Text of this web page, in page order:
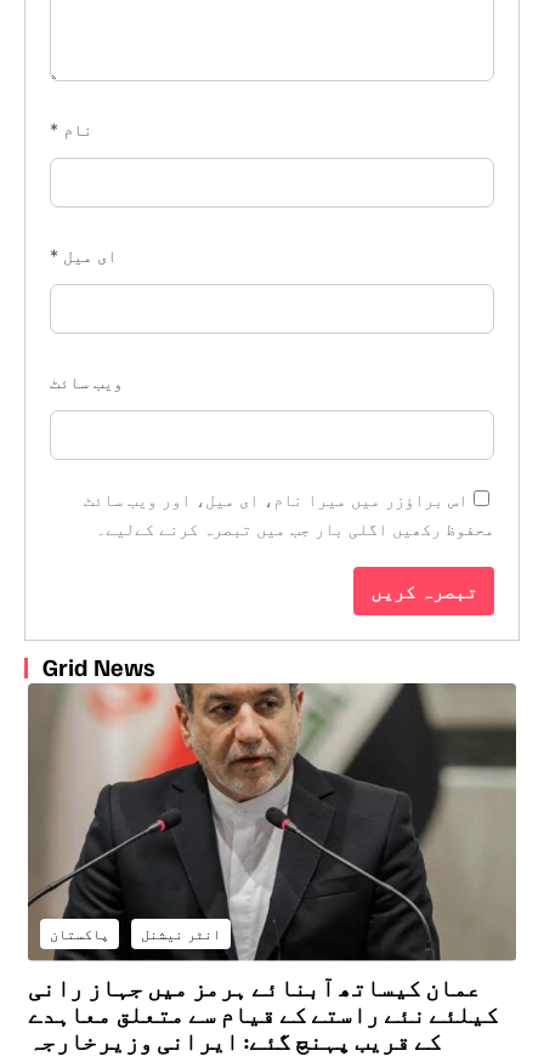
نام *
ای میل *
ویب‌ سائٹ
اس براؤزر میں میرا نام، ای میل، اور ویب سائٹ
محفوظ رکھیں اگلی بار جب میں تبصرہ کرنے کےلیے۔
Grid News
انٹر نیشنل پاکستان
عمان کیساتھ آبنائے ہرمز میں جہاز رانی
کیلئے نئے راستے کے قیام سے متعلق معاہدے
کے قریب پہنچ گئے: ایرانی وزیرخارجہ